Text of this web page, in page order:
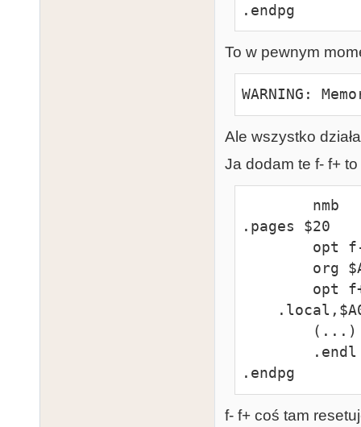
.endpg
To w pewnym
WARNING:
Ale wszystko
Ja dodam te f- f+
.pages $20
.endpg
f- f+ coś tam